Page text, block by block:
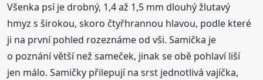
Všenka psí je drobný, 1,4 až 1,5 mm dlouhý žlutavý
hmyz s širokou, skoro čtyřhrannou hlavou, podle které
ji na první pohled rozeznáme od vši. Samička je
o poznání větší než sameček, jinak se obě pohlaví liší
jen málo. Samičky přilepují na srst jednotlivá vajíčka,